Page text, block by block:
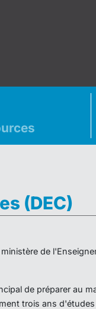
(DEC)
de
de préparer au
trois ans